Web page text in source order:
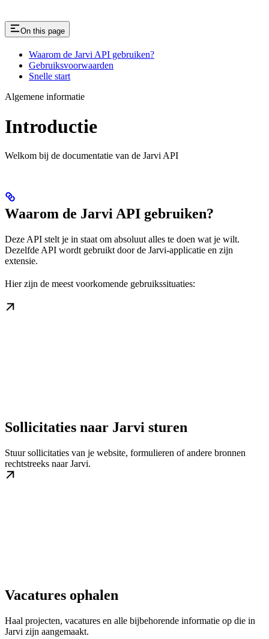
On this page
Waarom de Jarvi API gebruiken?
Gebruiksvoorwaarden
Snelle start
Algemene informatie
Introductie
Welkom bij de documentatie van de Jarvi API
Waarom de Jarvi API gebruiken?
Deze API stelt je in staat om absoluut alles te doen wat je wilt.
Dezelfde API wordt gebruikt door de Jarvi-applicatie en zijn
extensie.
Hier zijn de meest voorkomende gebruikssituaties:
Sollicitaties naar Jarvi sturen
Stuur sollicitaties van je website, formulieren of andere bronnen
rechtstreeks naar Jarvi.
Vacatures ophalen
Haal projecten, vacatures en alle bijbehorende informatie op die in
Jarvi zijn aangemaakt.